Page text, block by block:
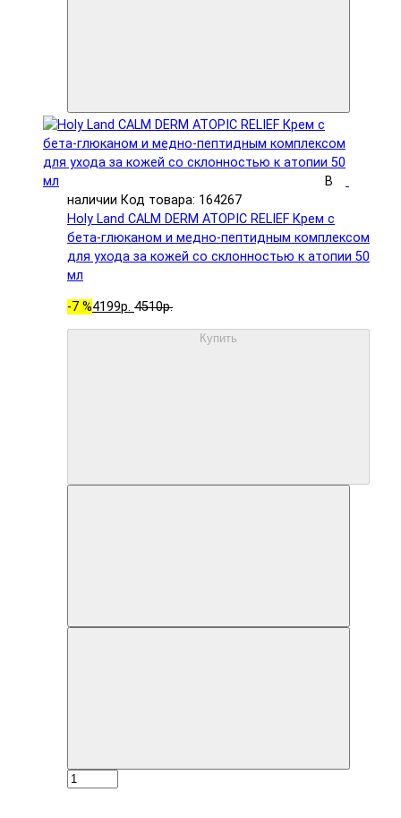
В
наличии Код товара: 164267
Holy Land CALM DERM ATOPIC RELIEF Крем с
бета-глюканом и медно-пептидным комплексом
для ухода за кожей со склонностью к атопии 50
мл
-7 %4199р. 4510р.
Купить